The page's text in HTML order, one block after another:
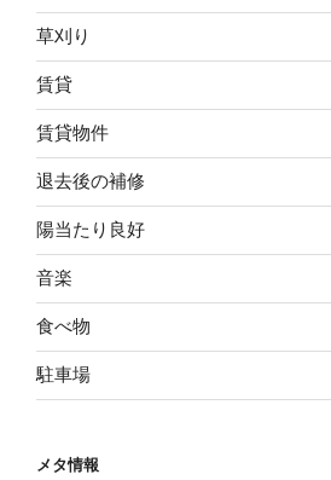
草刈り
賃貸
賃貸物件
退去後の補修
陽当たり良好
音楽
食べ物
駐車場
メタ情報